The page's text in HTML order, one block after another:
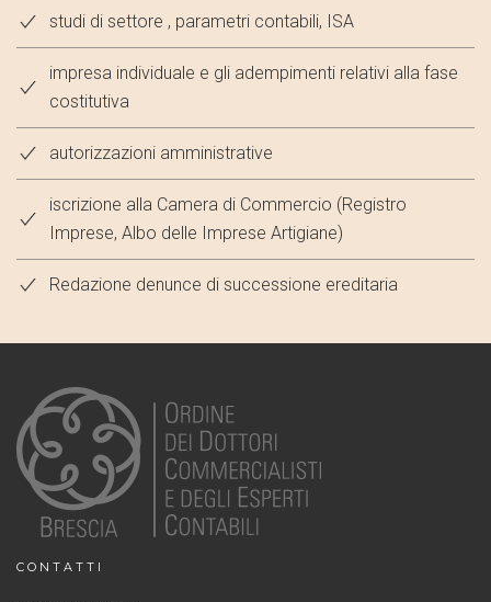
studi di settore , parametri contabili, ISA
impresa individuale e gli adempimenti relativi alla fase
costitutiva
autorizzazioni amministrative
iscrizione alla Camera di Commercio (Registro
Imprese, Albo delle Imprese Artigiane)
Redazione denunce di successione ereditaria
CONTATTI